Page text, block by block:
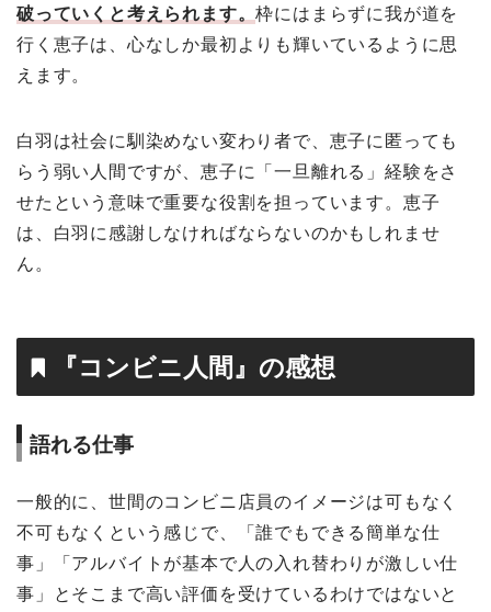
破っていくと考えられます。枠にはまらずに我が道を
行く恵子は、心なしか最初よりも輝いているように思
えます。
白羽は社会に馴染めない変わり者で、恵子に匿っても
らう弱い人間ですが、恵子に「一旦離れる」経験をさ
せたという意味で重要な役割を担っています。恵子
は、白羽に感謝しなければならないのかもしれませ
ん。
『コンビニ人間』の感想
語れる仕事
一般的に、世間のコンビニ店員のイメージは可もなく
不可もなくという感じで、「誰でもできる簡単な仕
事」「アルバイトが基本で人の入れ替わりが激しい仕
事」とそこまで高い評価を受けているわけではないと